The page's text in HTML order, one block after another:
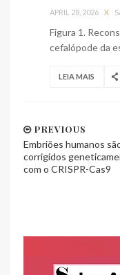
APRIL 28, 2026 X
Figura 1.
cefalópode da
LEIA MAIS
PREVIOUS
Embriões humanos
corrigidos
com o CRISPR-Cas9